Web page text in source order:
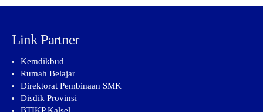
Link Partner
Kemdikbud
Rumah Belajar
Direktorat Pembinaan SMK
Disdik Provinsi